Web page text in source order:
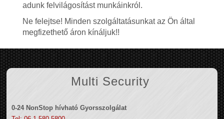
adunk felvilágosítást munkáinkról.
Ne felejtse! Minden szolgáltatásunkat az Ön által
megfizethető áron kínáljuk!!
Multi Security
0-24 NonStop hívható Gyorsszolgálat